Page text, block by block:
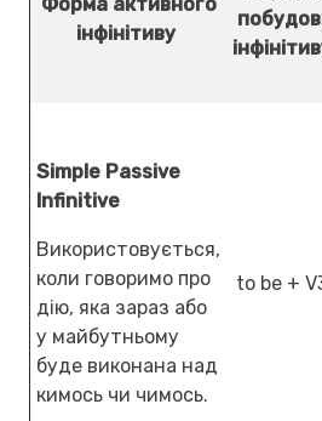
Форма активного
інфінітиву
Simple Passive
Infinitive
Використовується,
коли говоримо про
дію, яка зараз або
у майбутньому
буде виконана над
кимось чи чимось.
to be +